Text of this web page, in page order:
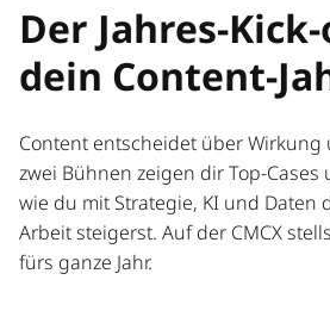
Der Jahres-
dein Content-
Content entscheidet über Wirkung
zwei Bühnen zeigen dir Top-Cases
wie du mit Strategie, KI und Daten
Arbeit steigerst. Auf der CMCX
fürs ganze Jahr.